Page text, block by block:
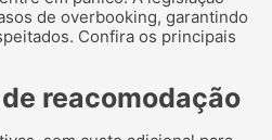
de overbooking, garantindo
Confira os principais
reacomodação